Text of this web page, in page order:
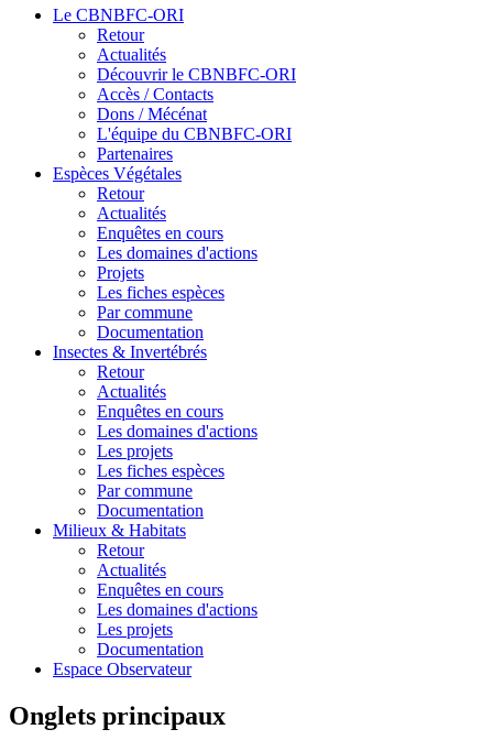
Le CBNBFC-ORI
Retour
Actualités
Découvrir le CBNBFC-ORI
Accès / Contacts
Dons / Mécénat
L'équipe du CBNBFC-ORI
Partenaires
Espèces Végétales
Retour
Actualités
Enquêtes en cours
Les domaines d'actions
Projets
Les fiches espèces
Par commune
Documentation
Insectes & Invertébrés
Retour
Actualités
Enquêtes en cours
Les domaines d'actions
Les projets
Les fiches espèces
Par commune
Documentation
Milieux & Habitats
Retour
Actualités
Enquêtes en cours
Les domaines d'actions
Les projets
Documentation
Espace Observateur
Onglets principaux